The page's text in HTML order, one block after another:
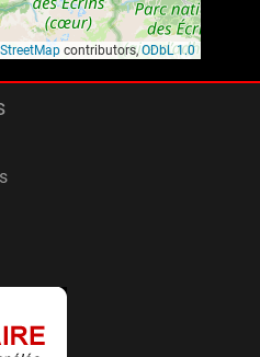
contributors,ODbL 1.0